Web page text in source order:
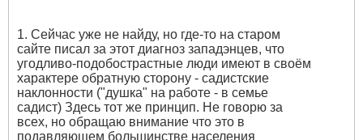
1. Сейчас уже не найду, но где-то на старом
сайте писал за этот диагноз западэнцев, что
угодливо-подобострастные люди имеют в своём
характере обратную сторону - садистские
наклонности ("душка" на работе - в семье
садист) Здесь тот же принцип. Не говорю за
всех, но обращаю внимание что это в
подавляющем большинстве населения